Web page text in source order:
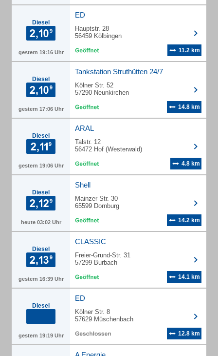
Diesel
gestern 19:16 Uhr
ED
Hauptstr. 28
56459 Kölbingen
11.2 km
Diesel
gestern 17:06 Uhr
Tankstation Struthütten 24/7
Kölner Str. 52
57290 Neunkirchen
14.8 km
Diesel
gestern 19:06 Uhr
ARAL
Talstr. 12
56472 Hof (Westerwald)
4.8 km
Diesel
heute 03:02 Uhr
Shell
Mainzer Str. 30
65599 Dornburg
14.2 km
Diesel
gestern 16:39 Uhr
CLASSIC
Freier-Grund-Str. 31
57299 Burbach
14.1 km
Diesel
gestern 19:19 Uhr
ED
Kölner Str. 8
57629 Müschenbach
12.8 km